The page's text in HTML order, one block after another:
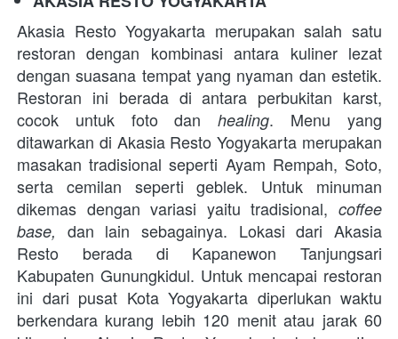
Akasia Resto Yogyakarta merupakan salah satu
restoran dengan kombinasi antara kuliner lezat
dengan suasana tempat yang nyaman dan estetik.
Restoran ini berada di antara perbukitan karst
cocok untuk foto dan healing. Menu yang
ditawarkan di Akasia Resto Yogyakarta merupakan
masakan tradisional seperti Ayam Rempah, Soto,
serta cemilan seperti geblek. Untuk minuman
dikemas dengan variasi yaitu tradisional, coffee
base, dan lain sebagainya. Lokasi dari Akasia
Resto berada di Kapanewon Tanjungsari
Kabupaten Gunungkidul. Untuk mencapai restoran
ini dari pusat Kota Yogyakarta diperlukan waktu
berkendara kurang lebih 120 menit atau jarak 60